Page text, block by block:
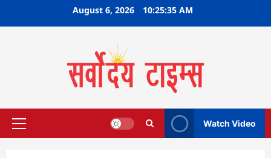
August 6, 2026 10:25:36 AM
Primary
Watch Video